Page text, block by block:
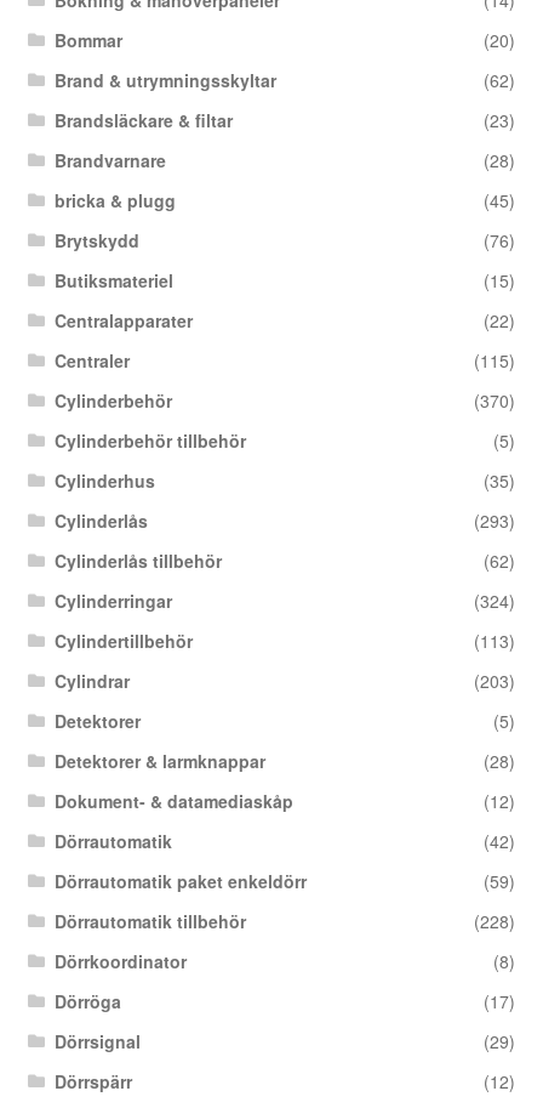
Bommar
(20)
Brand & utrymningsskyltar
(62)
Brandsläckare & filtar
(23)
Brandvarnare
(28)
bricka & plugg
(45)
Brytskydd
(76)
Butiksmateriel
(15)
Centralapparater
(22)
Centraler
(115)
Cylinderbehör
(370)
Cylinderbehör tillbehör
(5)
Cylinderhus
(35)
Cylinderlås
(293)
Cylinderlås tillbehör
(62)
Cylinderringar
(324)
Cylindertillbehör
(113)
Cylindrar
(203)
Detektorer
(5)
Detektorer & larmknappar
(28)
Dokument- & datamediaskåp
(12)
Dörrautomatik
(42)
Dörrautomatik paket enkeldörr
(59)
Dörrautomatik tillbehör
(228)
Dörrkoordinator
(8)
Dörröga
(17)
Dörrsignal
(29)
Dörrspärr
(12)